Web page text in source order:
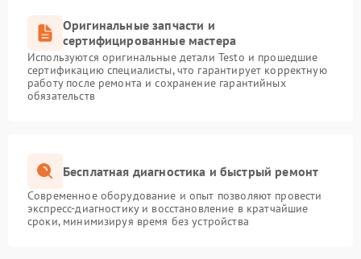
Оригинальные запчасти и
сертифицированные мастера
Используются оригинальные детали Testo и прошедшие
сертификацию специалисты, что гарантирует корректную
работу после ремонта и сохранение гарантийных
обязательств
Бесплатная диагностика и быстрый ремонт
Современное оборудование и опыт позволяют провести
экспресс-диагностику и восстановление в кратчайшие
сроки, минимизируя время без устройства